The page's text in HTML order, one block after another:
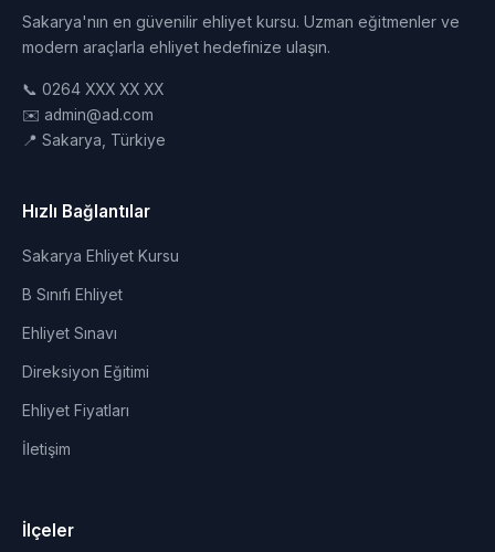
Sakarya'nın en güvenilir ehliyet kursu. Uzman eğitmenler ve
modern araçlarla ehliyet hedefinize ulaşın.
📞 0264 XXX XX XX
✉️ admin@ad.com
📍 Sakarya, Türkiye
Hızlı Bağlantılar
Sakarya Ehliyet Kursu
B Sınıfı Ehliyet
Ehliyet Sınavı
Direksiyon Eğitimi
Ehliyet Fiyatları
İletişim
İlçeler